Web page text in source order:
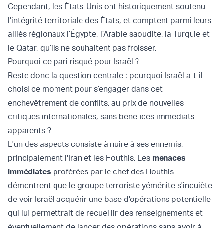
Cependant, les États-Unis ont historiquement soutenu
l’intégrité territoriale des États, et comptent parmi leurs
alliés régionaux l’Égypte, l’Arabie saoudite, la Turquie et
le Qatar, qu’ils ne souhaitent pas froisser.
Pourquoi ce pari risqué pour Israël ?
Reste donc la question centrale : pourquoi Israël a-t-il
choisi ce moment pour s’engager dans cet
enchevêtrement de conflits, au prix de nouvelles
critiques internationales, sans bénéfices immédiats
apparents ?
L'un des aspects consiste à nuire à ses ennemis,
principalement l'Iran et les Houthis. Les menaces
immédiates proférées par le chef des Houthis
démontrent que le groupe terroriste yéménite s'inquiète
de voir Israël acquérir une base d'opérations potentielle
qui lui permettrait de recueillir des renseignements et